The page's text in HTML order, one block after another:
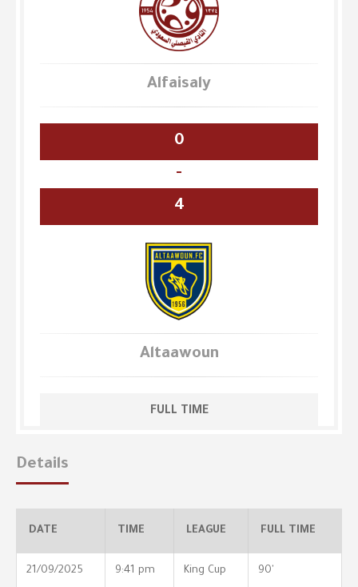
Alfaisaly
0
-
4
Altaawoun
FULL TIME
Details
DATE TIME LEAGUE FULL TIME
21/09/2025 9:41 pm King Cup 90'